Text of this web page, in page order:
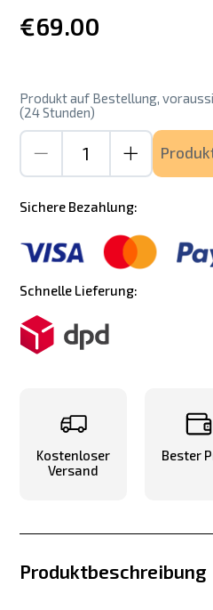
€69.00
Produkt auf Bestellung,
(24 Stunden)
Sichere Bezahlung:
Schnelle Lieferung:
Kostenloser
Versand
Bester
Produktbeschreibung